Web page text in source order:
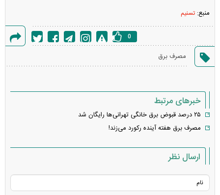
منبع: تسنیم
خطا
0
مصرف برق
خبرهای مرتبط
۲۵ درصد قبوض برق خانگی تهرانی‌ها رایگان شد
مصرف برق هفته آینده رکورد می‌زند!
ارسال نظر